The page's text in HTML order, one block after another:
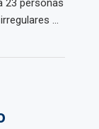
23 personas
...